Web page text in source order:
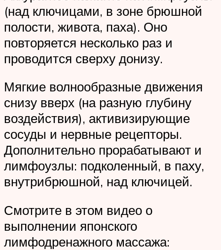
(над ключицами, в зоне брюшной
полости, живота, паха). Оно
повторяется несколько раз и
проводится сверху донизу.
Мягкие волнообразные движения
снизу вверх (на разную глубину
воздействия), активизирующие
сосуды и нервные рецепторы.
Дополнительно прорабатывают и
лимфоузлы: подколенный, в паху,
внутрибрюшной, над ключицей.
Смотрите в этом видео о
выполнении японского
лимфодренажного массажа: